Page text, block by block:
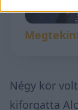
Négy kör
kiforgatta